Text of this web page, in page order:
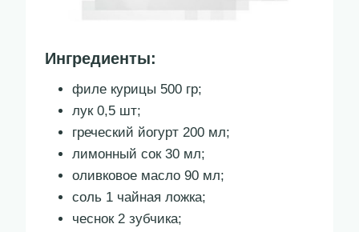
Ингредиенты:
филе курицы 500 гр;
лук 0,5 шт;
греческий йогурт 200 мл;
лимонный сок 30 мл;
оливковое масло 90 мл;
соль 1 чайная ложка;
чеснок 2 зубчика;